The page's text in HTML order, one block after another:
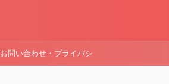
お問い合わせ・プライバシ